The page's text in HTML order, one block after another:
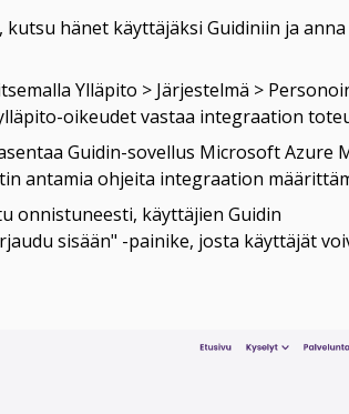
hänet käyttäjäksi Guidiniin ja
Ylläpito > Järjestelmä >
oikeudet vastaa integraation
Guidin-sovellus Microsoft Azure
antamia ohjeita integraation
onnistuneesti, käyttäjien Guidin
sisään" -painike, josta käyttäjät